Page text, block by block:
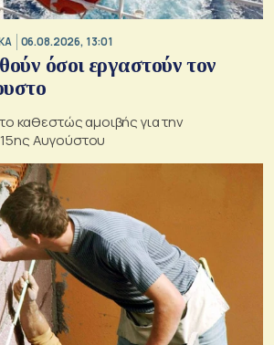
06.08.2026, 13:01
όσοι εργαστούν τον
το καθεστώς αμοιβής για την
Αυγούστου